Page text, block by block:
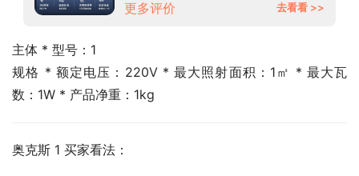
更多评价
去看看 >>
主体 * 型号：1
规格 * 额定电压：220V * 最大照射面积：1㎡ * 最大瓦
数：1W * 产品净重：1kg
奥克斯 1 买家看法：